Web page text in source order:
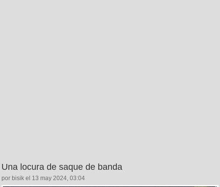
Una locura de saque de banda
por bisik el 13 may 2024, 03:04